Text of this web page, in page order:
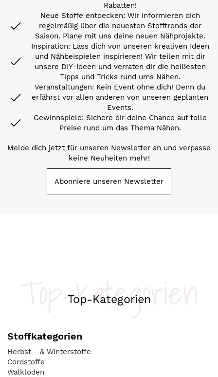
Rabatten!
Neue Stoffe entdecken: Wir informieren dich
regelmäßig über die neuesten Stofftrends der
Saison. Plane mit uns deine neuen Nähprojekte.
Inspiration: Lass dich von unseren kreativen Ideen
und Nähbeispielen inspirieren! Wir teilen mit dir
unsere DIY-Ideen und verraten dir die heißesten
Tipps und Tricks rund ums Nähen.
Veranstaltungen: Kein Event ohne dich! Denn du
erfährst vor allen anderen von unseren geplanten
Events.
Gewinnspiele: Sichere dir deine Chance auf tolle
Preise rund um das Thema Nähen.
Melde dich jetzt für unseren Newsletter an und verpasse
keine Neuheiten mehr!
Abonniere unseren Newsletter
Top-Kategorien
Top-Kategorien
Stoffkategorien
Herbst - & Winterstoffe
Cordstoffe
Walkloden